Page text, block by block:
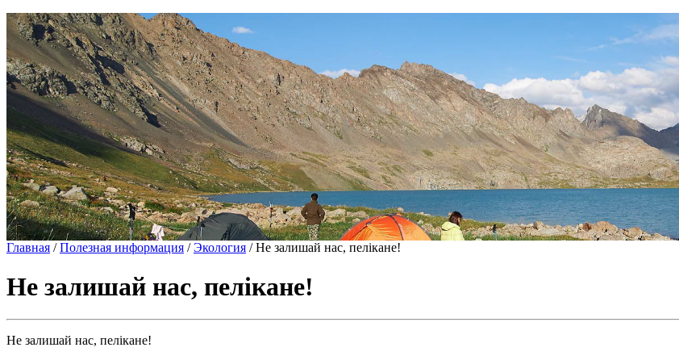
Главная /Полезная информация /Экология /Не залишай нас, пелікане!
Не залишай нас, пелікане!
Не залишай нас, пелікане!